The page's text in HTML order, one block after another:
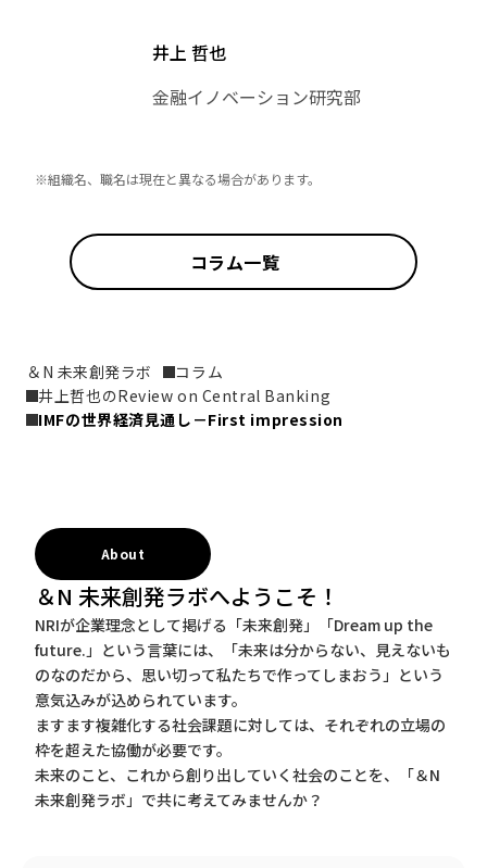
井上 哲也
金融イノベーション研究部
※組織名、職名は現在と異なる場合があります。
コラム一覧
＆N 未来創発ラボ
コラム
井上哲也のReview on Central Banking
IMFの世界経済見通し－First impression
About
＆N 未来創発ラボへようこそ！
NRIが企業理念として掲げる「未来創発」「Dream up the
future.」という言葉には、「未来は分からない、見えないも
のなのだから、思い切って私たちで作ってしまおう」という
意気込みが込められています。
ますます複雑化する社会課題に対しては、それぞれの立場の
枠を超えた協働が必要です。
未来のこと、これから創り出していく社会のことを、「＆N
未来創発ラボ」で共に考えてみませんか？